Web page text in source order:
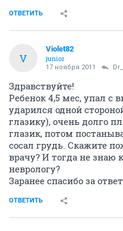
ОТВЕТИТЬ
V
Violet82
junior
17 ноября 2011
Здравствуйте!
Ребенок 4,5 мес, упал с
ударился одной
глазику), очень долго
глазик, потом
сосал грудь. Скажите
врачу? И тогда не знаю
неврологу?
Заранее спасибо за
ОТВЕТИТЬ